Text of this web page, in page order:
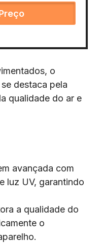
o
destaca pela
qualidade do ar e
avançada com
luz UV, garantindo
a qualidade do
o